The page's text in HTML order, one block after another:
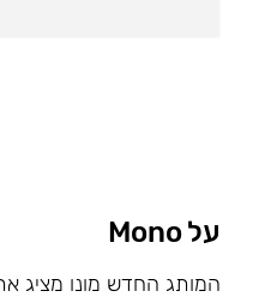
על Mono
המותג החדש מונו מציג